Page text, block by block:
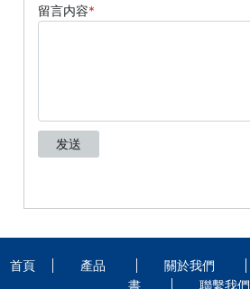
首頁 產品 關於我們
書
聯繫我們